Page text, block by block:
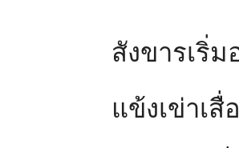
สังขารเริ่
แข้งเข่าเ